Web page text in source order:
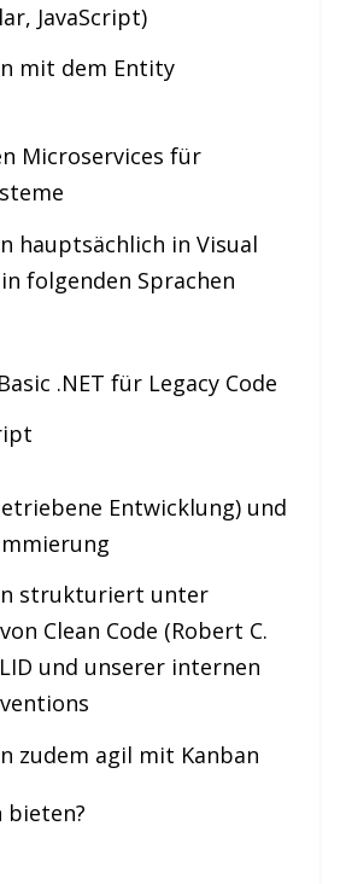
JavaScript)
mit dem Entity
Microservices für
hauptsächlich in Visual
folgenden Sprachen
.NET für Legacy Code
Entwicklung) und
strukturiert unter
Clean Code (Robert C.
und unserer internen
zudem agil mit Kanban
bieten?